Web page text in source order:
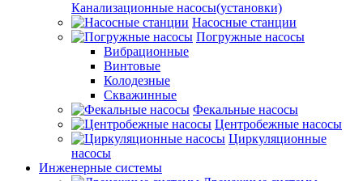
Канализационные насосы(установки)
Насосные станции
Погружные насосы
Вибрационные
Винтовые
Колодезные
Скважинные
Фекальные насосы
Центробежные насосы
Циркуляционные
насосы
Инженерные системы